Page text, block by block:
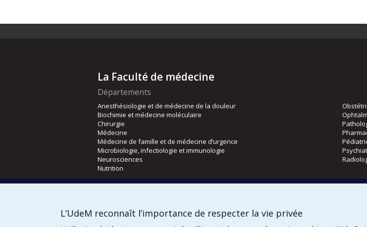
La Faculté de médecine
Départements
Anesthésiologie et de médecine de la douleur
Biochimie et médecine moléculaire
Chirurgie
Médecine
Médecine de famille et de médecine d’urgence
Microbiologie, infectiologie et immunologie
Neurosciences
Nutrition
Orthophonie et audiologie
L’UdeM reconnaît l’importance de respecter la vie privée